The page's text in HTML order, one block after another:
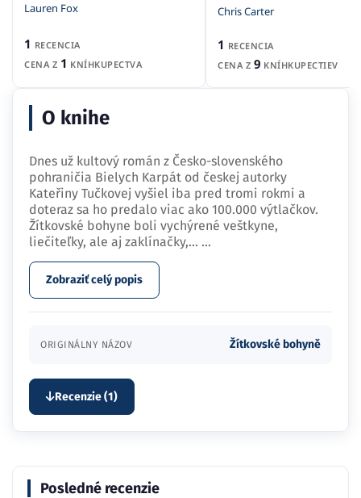
Lauren Fox
1 RECENCIA
CENA Z 1 KNÍHKUPECTVA
Chris Carter
1 RECENCIA
CENA Z 9 KNÍHKUPECTIEV
O knihe
Dnes už kultový román z Česko-slovenského
pohraničia Bielych Karpát od českej autorky
Kateřiny Tučkovej vyšiel iba pred tromi rokmi a
doteraz sa ho predalo viac ako 100.000 výtlačkov.
Žítkovské bohyne boli vychýrené veštkyne,
liečiteľky, ale aj zaklínačky,… ...
Zobraziť celý popis
ORIGINÁLNY NÁZOV Žítkovské bohyně
Recenzie (1)
Posledné recenzie